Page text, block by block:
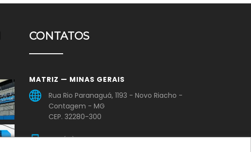
CONTATOS
MATRIZ — MINAS GERAIS
Rua Rio Paranaguá, 1193 - Novo Riacho -
Contagem - MG
CEP. 32280-300
+55 (31) 2565-2005